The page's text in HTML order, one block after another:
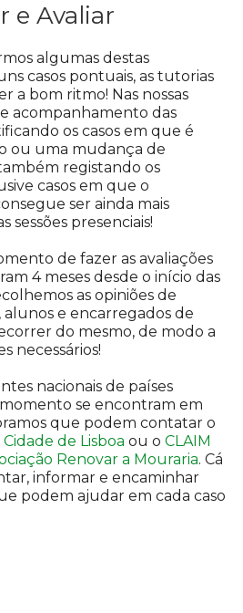
e Avaliar
algumas destas
casos pontuais, as tutorias
a bom ritmo! Nas nossas
acompanhamento das
os casos em que é
ou uma mudança de
registando os
casos em que o
ser ainda mais
presenciais!
de fazer as avaliações
4 meses desde o início das
as opiniões de
e encarregados de
do mesmo, de modo a
necessários!
nacionais de países
se encontram em
que podem contatar o
de Lisboa ou o CLAIM
Renovar a Mouraria. Cá
informar e encaminhar
podem ajudar em cada caso